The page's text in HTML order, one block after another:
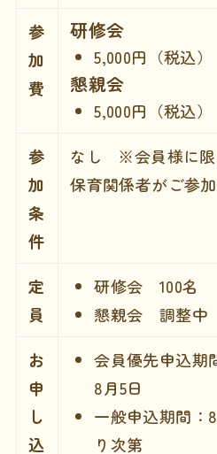
参
加
費
研修会
5,000円（税込）
懇親会
5,000円（税込）
参
加
条
件
なし ※会員様に限
保育関係者がご参
定
員
研修会 100名
懇親会 調整中
お
申
し
込
会員優先申込期
8月5日
一般申込期間：
り次第